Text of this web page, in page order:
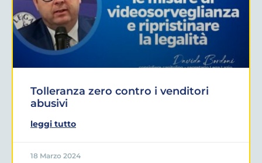
Tolleranza zero contro i venditori
abusivi
leggi tutto
18 Marzo 2024